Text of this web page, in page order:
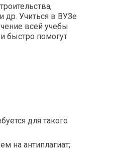
психология
др. Учиться в ВУЗе
всей учебы
быстро помогут
для такого
на антиплагиат;